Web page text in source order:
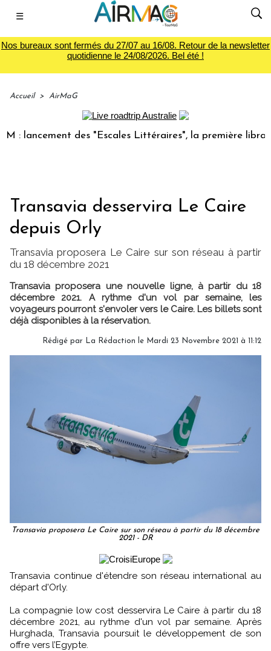
☰
Nos bureaux sont fermés du 27/07 au 16/08. Retour de la newsletter
quotidienne le 24/08/2026. Bel été !
Accueil > AirMaG
des "Escales Littéraires", la première librairie
Transavia desservira Le Caire
depuis Orly
Transavia proposera Le Caire sur son réseau à partir
du 18 décembre 2021
Transavia proposera une nouvelle ligne, à partir du 18
décembre 2021. A rythme d'un vol par semaine, les
voyageurs pourront s'envoler vers le Caire. Les billets sont
déjà disponibles à la réservation.
Rédigé par La Rédaction le Mardi 23 Novembre 2021 à 11:12
Transavia proposera Le Caire sur son réseau à partir du 18 décembre
2021 - DR
Transavia continue d'étendre son réseau international au
départ d'Orly.
La compagnie low cost desservira Le Caire à partir du 18
décembre 2021, au rythme d'un vol par semaine. Après
Hurghada, Transavia poursuit le développement de son
offre vers l’Egypte.